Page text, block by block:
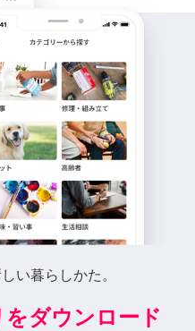
い暮らしかた。
ダウンロード